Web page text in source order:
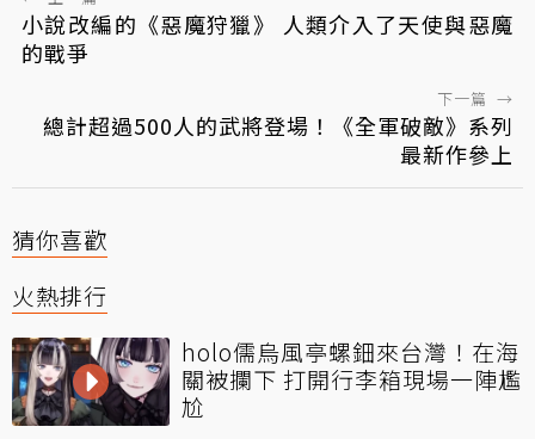
小說改編的《惡魔狩獵》 人類介入了天使與惡魔
的戰爭
下一篇 →
總計超過500人的武將登場！《全軍破敵》系列
最新作參上
猜你喜歡
火熱排行
holo儒烏風亭螺鈿來台灣！在海
關被攔下 打開行李箱現場一陣尷
尬